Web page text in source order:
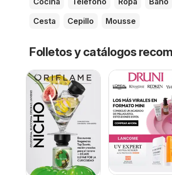
Cesta
Cepillo Mousse
Folletos y catálogos